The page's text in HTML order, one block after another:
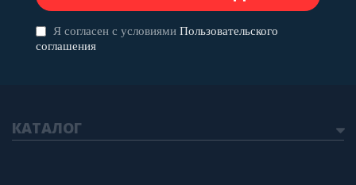
Я согласен с условиями Пользовательского
соглашения
КАТАЛОГ